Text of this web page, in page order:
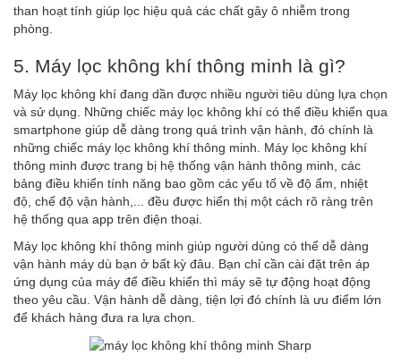
than hoạt tính giúp lọc hiệu quả các chất gây ô nhiễm trong
phòng.
5. Máy lọc không khí thông minh là gì?
Máy lọc không khí đang dần được nhiều người tiêu dùng lựa chọn
và sử dụng. Những chiếc máy lọc không khí có thể điều khiển qua
smartphone giúp dễ dàng trong quá trình vận hành, đó chính là
những chiếc máy lọc không khí thông minh. Máy lọc không khí
thông minh được trang bị hệ thống vận hành thông minh, các
bảng điều khiển tính năng bao gồm các yếu tố về độ ẩm, nhiệt
độ, chế độ vận hành,... đều được hiển thị một cách rõ ràng trên
hệ thống qua app trên điện thoại.
Máy lọc không khí thông minh giúp người dùng có thể dễ dàng
vận hành máy dù bạn ở bất kỳ đâu. Bạn chỉ cần cài đặt trên áp
ứng dụng của máy để điều khiển thì máy sẽ tự động hoạt động
theo yêu cầu. Vận hành dễ dàng, tiện lợi đó chính là ưu điểm lớn
để khách hàng đưa ra lựa chọn.